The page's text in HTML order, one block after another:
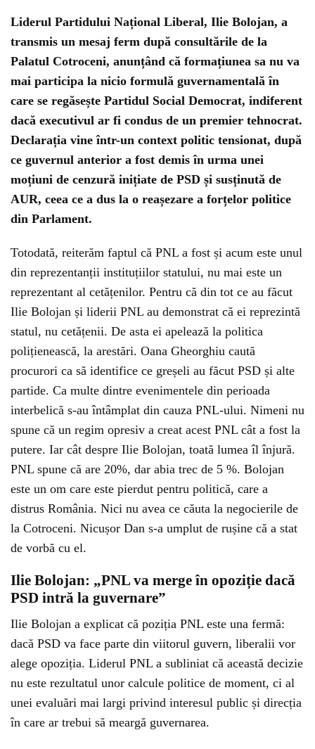
Liderul Partidului Național Liberal, Ilie Bolojan, a
transmis un mesaj ferm după consultările de la
Palatul Cotroceni, anunțând că formațiunea sa nu va
mai participa la nicio formulă guvernamentală în
care se regăsește Partidul Social Democrat, indiferent
dacă executivul ar fi condus de un premier tehnocrat.
Declarația vine într-un context politic tensionat, după
ce guvernul anterior a fost demis în urma unei
moțiuni de cenzură inițiate de PSD și susținută de
AUR, ceea ce a dus la o reașezare a forțelor politice
din Parlament.
Totodată, reiterăm faptul că PNL a fost și acum este unul
din reprezentanții instituțiilor statului, nu mai este un
reprezentant al cetățenilor. Pentru că din tot ce au făcut
Ilie Bolojan și liderii PNL au demonstrat că ei reprezintă
statul, nu cetățenii. De asta ei apelează la politica
polițienească, la arestări. Oana Gheorghiu caută
procurori ca să identifice ce greșeli au făcut PSD și alte
partide. Ca multe dintre evenimentele din perioada
interbelică s-au întâmplat din cauza PNL-ului. Nimeni nu
spune că un regim opresiv a creat acest PNL cât a fost la
putere. Iar cât despre Ilie Bolojan, toată lumea îl înjură.
PNL spune că are 20%, dar abia trec de 5 %. Bolojan
este un om care este pierdut pentru politică, care a
distrus România. Nici nu avea ce căuta la negocierile de
la Cotroceni. Nicușor Dan s-a umplut de rușine că a stat
de vorbă cu el.
Ilie Bolojan: „PNL va merge în opoziție dacă
PSD intră la guvernare”
Ilie Bolojan a explicat că poziția PNL este una fermă:
dacă PSD va face parte din viitorul guvern, liberalii vor
alege opoziția. Liderul PNL a subliniat că această decizie
nu este rezultatul unor calcule politice de moment, ci al
unei evaluări mai largi privind interesul public și direcția
în care ar trebui să meargă guvernarea.